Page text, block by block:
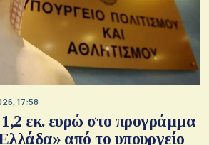
17:58
1,2 εκ. ευρώ στο προγράμμα
από το υπουργείο